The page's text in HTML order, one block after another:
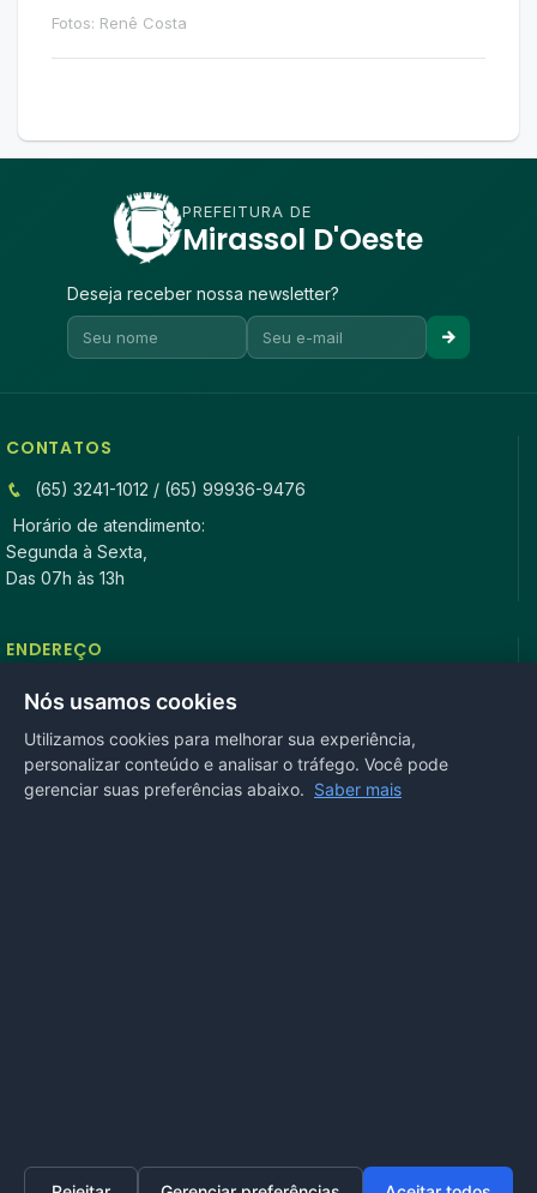
Fotos: Renê Costa
PREFEITURA DE
Mirassol D'Oeste
Deseja receber nossa newsletter?
CONTATOS
(65) 3241-1012 / (65) 99936-9476
Horário de atendimento:
Segunda à Sexta,
Das 07h às 13h
ENDEREÇO
Rua Antonio Tavares, n° 3310, Centro CEP: 78.280-000 -
Mirassol D’Oeste, MT
REDES SOCIAIS
Nós usamos cookies
Utilizamos cookies para melhorar sua experiência,
personalizar conteúdo e analisar o tráfego. Você pode
gerenciar suas preferências abaixo. Saber mais